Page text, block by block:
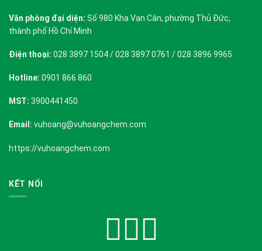
Văn phòng đại diện: Số 980 Kha Vạn Cân, phường Thủ Đức,
thành phố Hồ Chí Minh
Điện thoại: 028 3897 1504 / 028 3897 0761 / 028 3896 9965
Hotline: 0901 866 860
MST: 3900441450
Email: vuhoang@vuhoangchem.com
https://vuhoangchem.com
KẾT NỐI